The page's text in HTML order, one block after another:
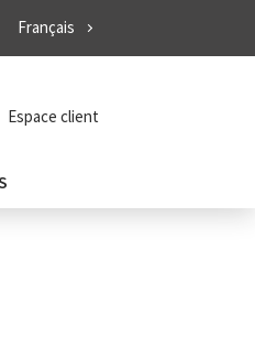
Français
Espace client